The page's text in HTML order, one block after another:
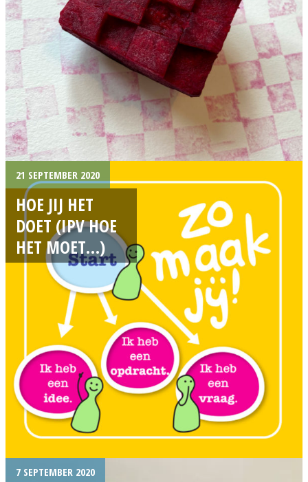
21 SEPTEMBER 2020
HOE JIJ HET
DOET (IPV HOE
HET MOET…)
7 SEPTEMBER 2020